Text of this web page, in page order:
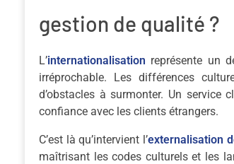
gestion de qualité ?
L’internationalisation représente un
irréprochable. Les différences
d’obstacles à surmonter. Un
confiance avec les clients étrangers.
C’est là qu’intervient l’externalisation
maîtrisant les codes culturels et les